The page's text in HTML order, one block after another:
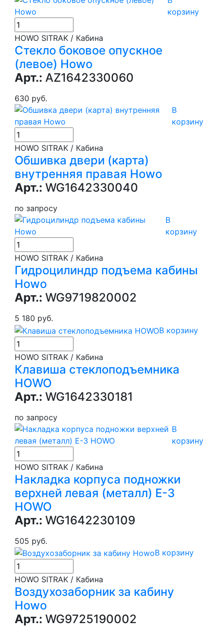
корзину
HOWO SITRAK / Кабина
Стекло боковое опускное
(левое) Howo
Арт.: AZ1642330060
630 руб.
В
корзину
HOWO SITRAK / Кабина
Обшивка двери (карта)
внутренняя правая Howo
Арт.: WG1642330040
по запросу
В
корзину
HOWO SITRAK / Кабина
Гидроцилиндр подъема кабины
Howo
Арт.: WG9719820002
5 180 руб.
В корзину
HOWO SITRAK / Кабина
Клавиша стеклоподъемника
HOWO
Арт.: WG1642330181
по запросу
В
корзину
HOWO SITRAK / Кабина
Накладка корпуса подножки
верхней левая (металл) Е-3
HOWO
Арт.: WG1642230109
505 руб.
В корзину
HOWO SITRAK / Кабина
Воздухозаборник за кабину
Howo
Арт.: WG9725190002